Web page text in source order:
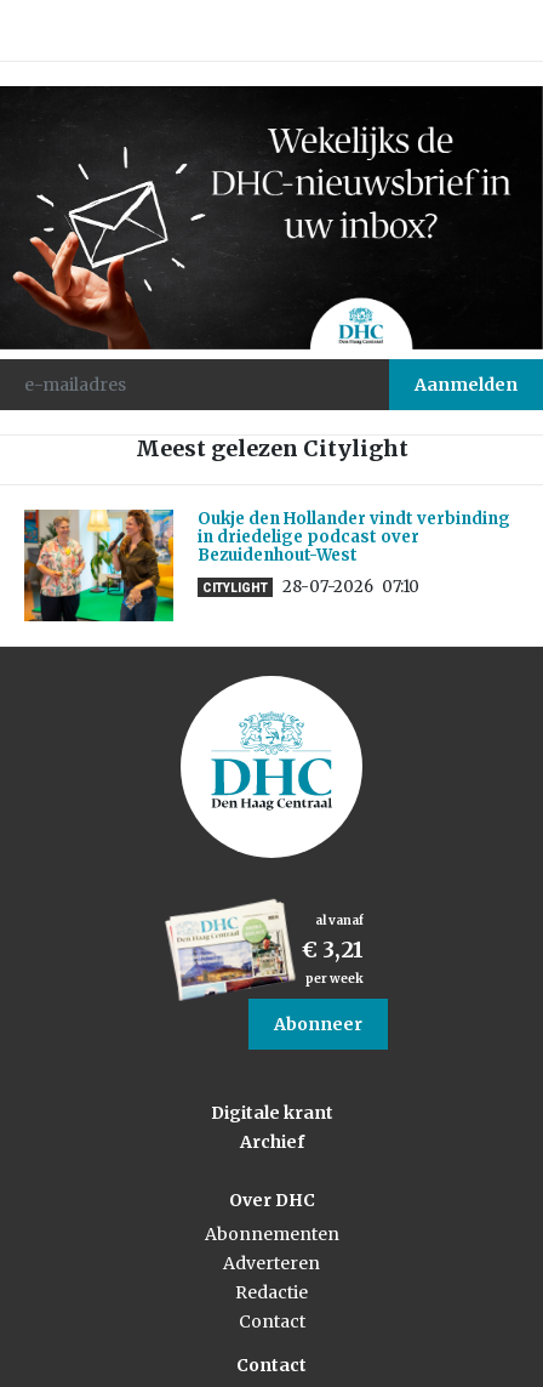
Meest gelezen Citylight
Oukje den Hollander vindt verbinding
in driedelige podcast over
Bezuidenhout-West
CITYLIGHT 28-07-2026 07:10
al vanaf
€ 3,21
per week
Abonneer
Digitale krant
Archief
Over DHC
Abonnementen
Adverteren
Redactie
Contact
Contact